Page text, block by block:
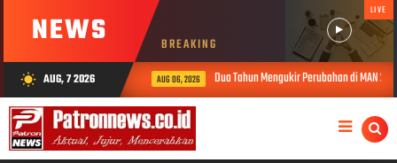
NEWS BREAKING
LIVE
wb_sunny AUG, 7 2026 AUG 06, 2026 Dua Tahun Mengukir Perubahan di MAN 2 Solok,